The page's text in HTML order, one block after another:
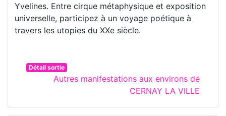
Yvelines. Entre cirque métaphysique et exposition
universelle, participez à un voyage poétique à
travers les utopies du XXe siècle.
Détail sortie
Autres manifestations aux environs de
CERNAY LA VILLE